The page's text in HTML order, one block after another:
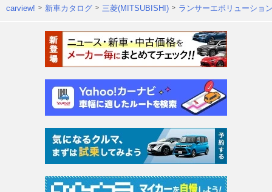
carview! 新車カタログ 三菱(MITSUBISHI) ランサーエボリューショ